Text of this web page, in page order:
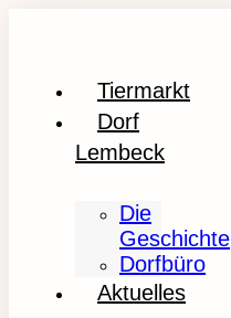
Tiermarkt
Dorf
Lembeck
Die
Geschichte
Dorfbüro
Aktuelles